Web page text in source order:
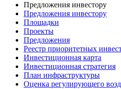
Предложения инвестору
Предложения инвестору
Площадки
Проекты
Предложения
Реестр приоритетных
Инвестиционная карта
Инвестиционная стратегия
План инфраструктуры
Оценка регулирующего